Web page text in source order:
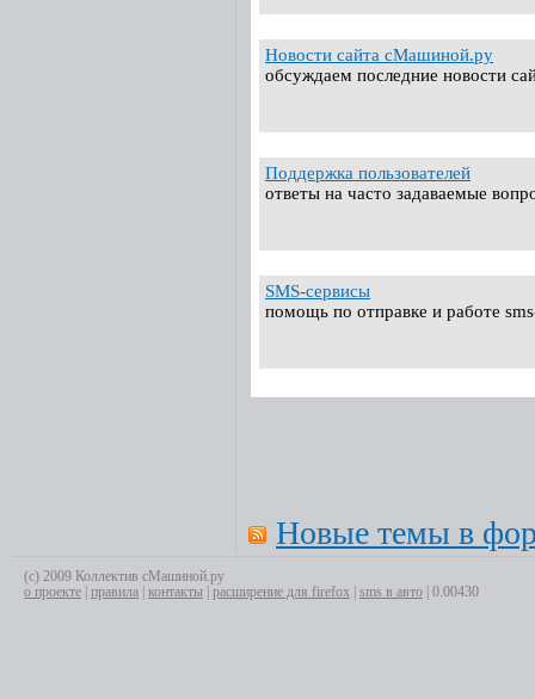
Новости сайта сМашиной.ру
обсуждаем последние новости
Поддержка пользователей
ответы на часто задаваемые
SMS-сервисы
помощь по отправке и работе
Новые темы в
(с) 2009 Коллектив сМашиной.ру
о проекте
правила контакты расширение для firefox sms в авто | 0.00430